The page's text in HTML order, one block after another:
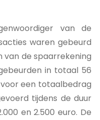
van de
waren gebeurd
van de spaarrekening
in totaal 56
een totaalbedrag
tijdens de duur
en 2.500 euro. De